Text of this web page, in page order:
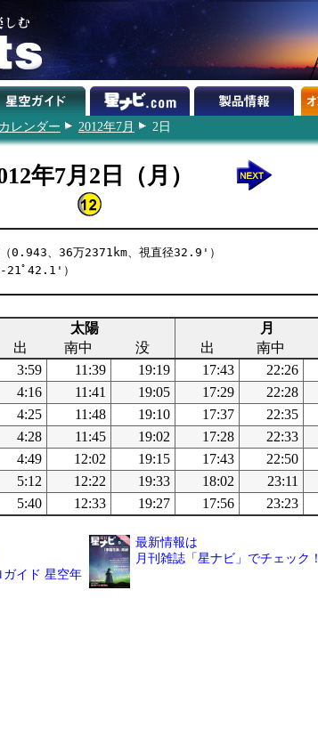
レンダー 2012年7月 2日
年7月2日（月）
0.943、36万2371km、視直径32.9'）
-21ﾟ42.1'）
太陽
月
出 南中 没 出 南中
3:59 11:39 19:19 17:43 22:26
4:16 11:41 19:05 17:29 22:28
4:25 11:48 19:10 17:37 22:35
4:28 11:45 19:02 17:28 22:33
4:49 12:02 19:15 17:43 22:50
5:12 12:22 19:33 18:02 23:11
5:40 12:33 19:27 17:56 23:23
イド 星空年
最新情報は
月刊雑誌「星ナビ」でチェック！